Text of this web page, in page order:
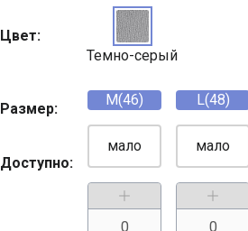
Цвет:
Темно-серый
Размер:
Доступно:
M(46) L(48)
мало мало